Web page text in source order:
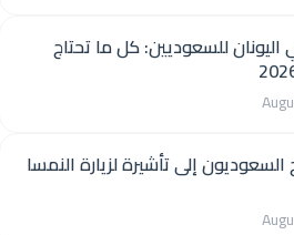
للسعوديين: كل ما تحتاج
إلى تأشيرة لزيارة النمسا